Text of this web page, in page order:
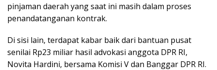
pinjaman daerah yang saat ini masih dalam proses
penandatanganan kontrak.
​Di sisi lain, terdapat kabar baik dari bantuan pusat
senilai Rp23 miliar hasil advokasi anggota DPR RI,
Novita Hardini, bersama Komisi V dan Banggar DPR RI.